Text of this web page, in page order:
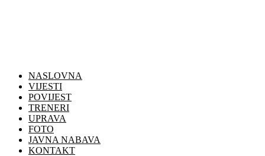
NASLOVNA
VIJESTI
POVIJEST
TRENERI
UPRAVA
FOTO
JAVNA NABAVA
KONTAKT